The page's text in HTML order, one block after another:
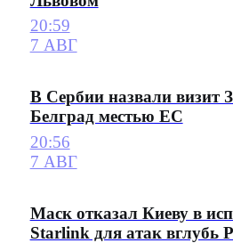
20:59
7 АВГ
В Сербии назвали визит
Белград местью ЕС
20:56
7 АВГ
Маск отказал Киеву в
Starlink для атак вглубь